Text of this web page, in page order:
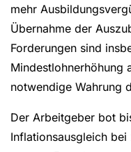
mehr
Übernahme der
Forderungen sind
Mindestlohnerhöhung
notwendige Wahrung
Der Arbeitgeber bot
Inflationsausgleich